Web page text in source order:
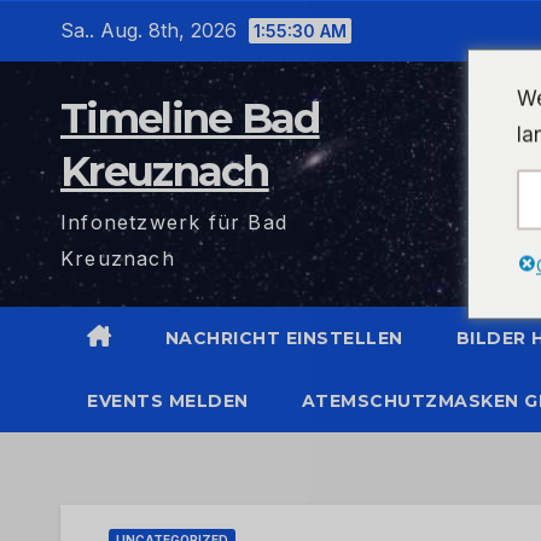
Sa.. Aug. 8th, 2026 1:55:30 AM
Timeline Bad
Kreuznach
Infonetzwerk für Bad
Kreuznach
NACHRICHT EINSTELLEN BILDER
EVENTS MELDEN ATEMSCHUTZMASKEN